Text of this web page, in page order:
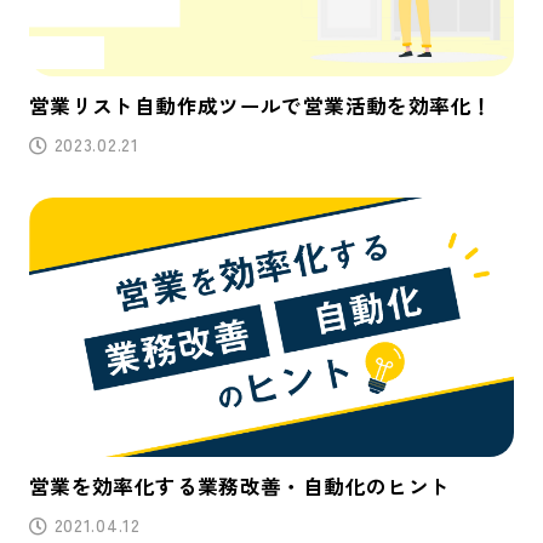
営業リスト自動作成ツールで営業活動を効率化！
2023.02.21
営業を効率化する業務改善・自動化のヒント
2021.04.12